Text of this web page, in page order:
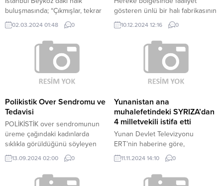
buluşmasında; “Çıkmışlar, tekrar
oy istiyorlar. Hatta 1994’te
kazanmış ya, ‘94 ruhuyla’ diyorlar.
Kardeşim, 94 ruhu dediğin nedir?
Ankara’da Melih Gökçek
belediyeciliğidir. Burada o
günden itibaren İstanbul’a
ihanetin başlangıç günüdür. Ben
Diyor ki, ‘Biz yatay mimari
yapamadık, dikey mimariyi...
02.03.2024 01:48 0
gösteren ünlü bir halı fabrikasının
sahibi Nurhan Ör’den, 7 Kasım
2023 tarihinden bu yana haber
alamayan yakınlarının ihbarı
üzerine polis ekipleri hareke
geçti. EN SON LİSE ARKADAŞI İLE
GÖRÜŞTÜİş insanı halı fabrikası
sahibi öldürülen Nurhan Ör.
çalışmalarda, yaklaşık 1000
saatlik...
10.12.2024 12:16 0
Polikistik Over Sendromu ve
Tedavisi
POLİKİSTİK over sendromunun
üreme çağındaki kadınlarda
sıklıkla görüldüğünü söyleyen
Kadın Hastalıkları ve Tüp Bebek
Uzmanı Doç. Dr. Yusuf Aytaç
Tohma, “Yumurtlama
bozukluğuna, erkeklik hormonu
13.09.2024 02:00 0
Yunanistan ana
muhalefetindeki SYRIZA’dan
4 milletvekili istifa etti
Yunan Devlet Televizyonu
ERT’nin haberine göre,
SYRIZA’dan 4 milletvekilinin parti
lideri Stefanos Kaselakis ile
anlaşmazlıkları yüzünden istifa
etmesiyle İttifakın parlamentodaki
11.11.2024 14:10 0